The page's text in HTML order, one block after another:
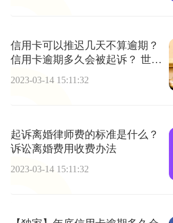
信用卡可以推迟几天不算逾期？
信用卡逾期多久会被起诉？ 世界
2023-03-14 15:11:32
起诉离婚律师费的标准是什么？
诉讼离婚费用收费办法
2023-03-14 15:11:32